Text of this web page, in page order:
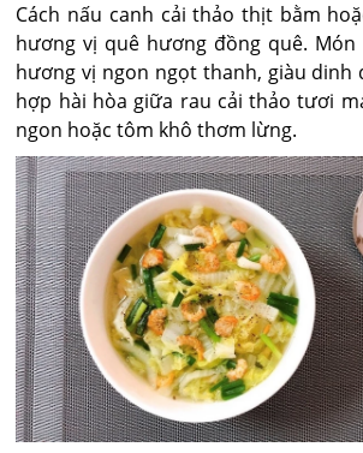
Cách nấu canh cải thảo thịt bằm
hương vị quê hương đồng quê. Món
hương vị ngon ngọt thanh, giàu dinh
hợp hài hòa giữa rau cải thảo tươi
ngon hoặc tôm khô thơm lừng.